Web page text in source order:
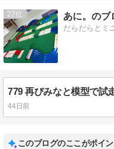
22 あに。のブ
だらだらとミ
44日前
このブログのここがポイ